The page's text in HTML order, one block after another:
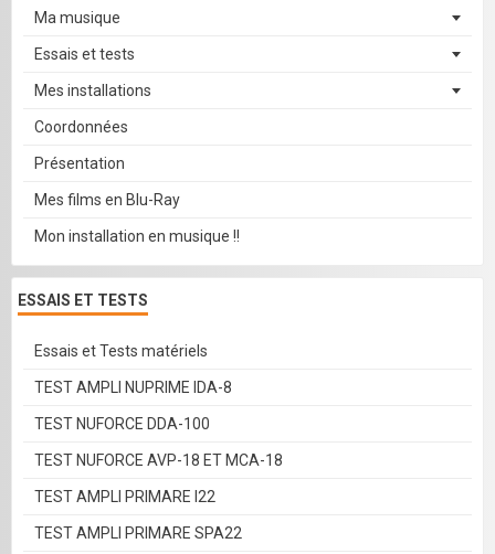
Ma musique
Essais et tests
Mes installations
Coordonnées
Présentation
Mes films en Blu-Ray
Mon installation en musique !!
ESSAIS ET TESTS
Essais et Tests matériels
TEST AMPLI NUPRIME IDA-8
TEST NUFORCE DDA-100
TEST NUFORCE AVP-18 ET MCA-18
TEST AMPLI PRIMARE I22
TEST AMPLI PRIMARE SPA22